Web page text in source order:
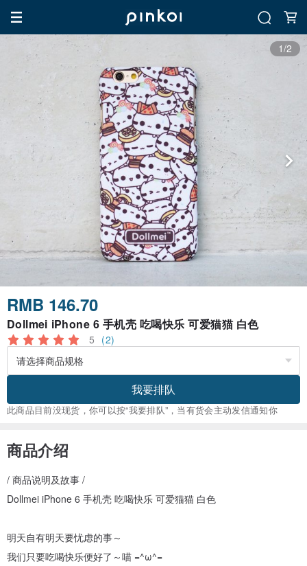
1/2
RMB 146.70
Dollmei iPhone 6 手机壳 吃喝快乐 可爱猫猫 白色
5 (2)
我要排队
此商品目前没现货，你可以按“我要排队”，当有货会主动发信通知你
商品介绍
/ 商品说明及故事 /
Dollmei iPhone 6 手机壳 吃喝快乐 可爱猫猫 白色
明天自有明天要忧虑的事～
我们只要吃喝快乐便好了～喵 =^ω^=